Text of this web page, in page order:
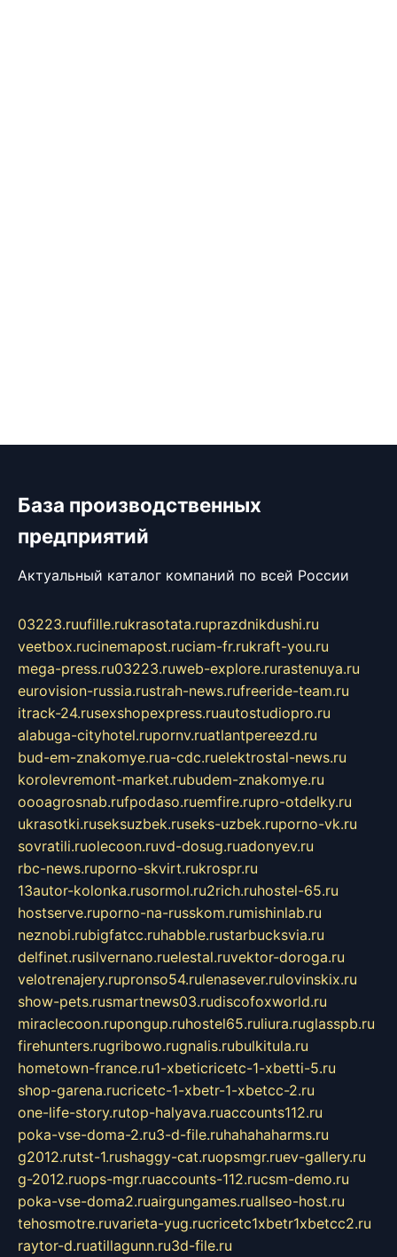
База производственных
предприятий
Актуальный каталог компаний по всей России
03223.ruufille.rukrasotata.ruprazdnikdushi.ru
veetbox.rucinemapost.ruciam-fr.rukraft-you.ru
mega-press.ru03223.ruweb-explore.rurastenuya.ru
eurovision-russia.rustrah-news.rufreeride-team.ru
itrack-24.rusexshopexpress.ruautostudiopro.ru
alabuga-cityhotel.rupornv.ruatlantpereezd.ru
bud-em-znakomye.rua-cdc.ruelektrostal-news.ru
korolevremont-market.rubudem-znakomye.ru
oooagrosnab.rufpodaso.ruemfire.rupro-otdelky.ru
ukrasotki.ruseksuzbek.ruseks-uzbek.ruporno-vk.ru
sovratili.ruolecoon.ruvd-dosug.ruadonyev.ru
rbc-news.ruporno-skvirt.rukrospr.ru
13autor-kolonka.rusormol.ru2rich.ruhostel-65.ru
hostserve.ruporno-na-russkom.rumishinlab.ru
neznobi.rubigfatcc.ruhabble.rustarbucksvia.ru
delfinet.rusilvernano.ruelestal.ruvektor-doroga.ru
velotrenajery.rupronso54.rulenasever.rulovinskix.ru
show-pets.rusmartnews03.rudiscofoxworld.ru
miraclecoon.rupongup.ruhostel65.ruliura.ruglasspb.ru
firehunters.rugribowo.rugnalis.rubulkitula.ru
hometown-france.ru1-xbeticricetc-1-xbetti-5.ru
shop-garena.rucricetc-1-xbetr-1-xbetcc-2.ru
one-life-story.rutop-halyava.ruaccounts112.ru
poka-vse-doma-2.ru3-d-file.ruhahahaharms.ru
g2012.rutst-1.rushaggy-cat.ruopsmgr.ruev-gallery.ru
g-2012.ruops-mgr.ruaccounts-112.rucsm-demo.ru
poka-vse-doma2.ruairgungames.ruallseo-host.ru
tehosmotre.ruvarieta-yug.rucricetc1xbetr1xbetcc2.ru
raytor-d.ruatillagunn.ru3d-file.ru